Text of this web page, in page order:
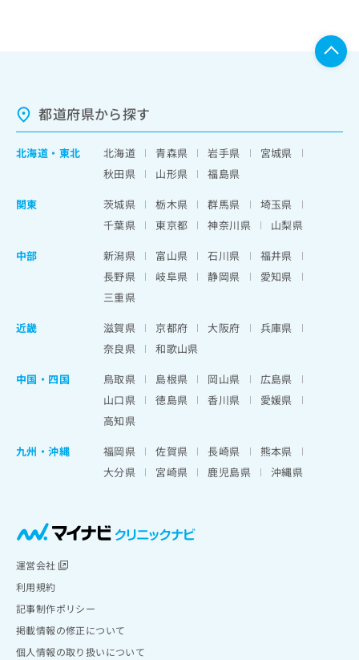
都道府県から探す
北海道 ・ 東北 北海道 青森県 岩手県
宮城県
秋田県
山形県
福島県
関東
茨城県 栃木県 群馬県
埼玉県
千葉県
東京都 神奈川県
山梨県
中部
新潟県 富山県 石川県
福井県
長野県
岐阜県 静岡県
愛知県
三重県
近畿
滋賀県 京都府 大阪府
兵庫県
奈良県
和歌山県
中国・四国
鳥取県 島根県 岡山県
広島県
山口県
徳島県 香川県
愛媛県
高知県
九州・沖縄
福岡県 佐賀県 長崎県
熊本県
大分県
宮崎県 鹿児島県 沖縄県
運営会社
利用規約
記事制作ポリシー
掲載情報の修正について
個人情報の取り扱いについて